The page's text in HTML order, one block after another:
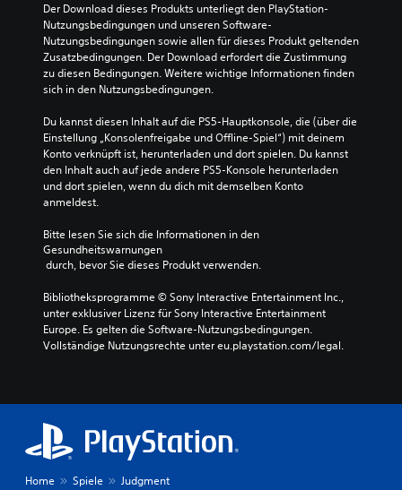
Der Download dieses Produkts unterliegt den PlayStation-
Nutzungsbedingungen und unseren Software-
Nutzungsbedingungen sowie allen für dieses Produkt geltenden
Zusatzbedingungen. Der Download erfordert die Zustimmung
zu diesen Bedingungen. Weitere wichtige Informationen finden
sich in den Nutzungsbedingungen.
Du kannst diesen Inhalt auf die PS5-Hauptkonsole, die (über die
Einstellung „Konsolenfreigabe und Offline-Spiel“) mit deinem
Konto verknüpft ist, herunterladen und dort spielen. Du kannst
den Inhalt auch auf jede andere PS5-Konsole herunterladen
und dort spielen, wenn du dich mit demselben Konto
anmeldest.
Bitte lesen Sie sich die Informationen in den
Gesundheitswarnungen
durch, bevor Sie dieses Produkt verwenden.
Bibliotheksprogramme © Sony Interactive Entertainment Inc.,
unter exklusiver Lizenz für Sony Interactive Entertainment
Europe. Es gelten die Software-Nutzungsbedingungen.
Vollständige Nutzungsrechte unter eu.playstation.com/legal.
Home Spiele Judgment